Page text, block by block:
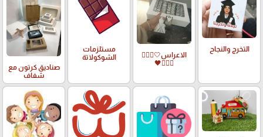
التخرج والنجاح
الاعراس🤍🤵🏻‍♀️
👰🏻‍♀️🖤
مستلزمات
الشوكولاتة
صناديق كرتون مع
شفاف